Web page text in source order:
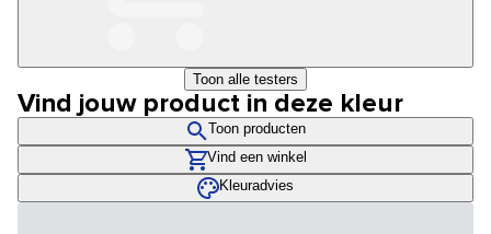
Toon alle testers
Vind jouw product in deze kleur
Toon producten
Vind een winkel
Kleuradvies